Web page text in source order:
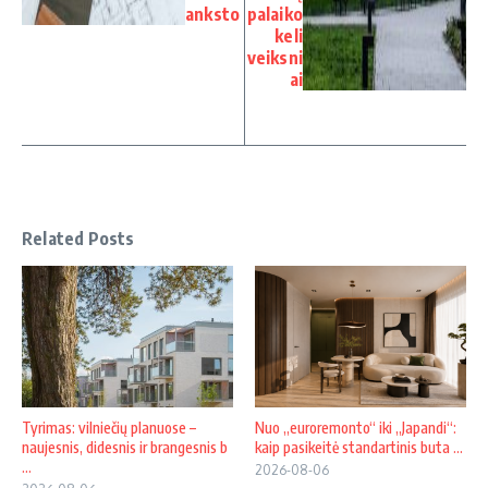
anksto palaiko
keli
veiksni
ai
Related Posts
Tyrimas: vilniečių planuose –
naujesnis, didesnis ir brangesnis b
...
Nuo „euroremonto“ iki „Japandi“:
kaip pasikeitė standartinis buta ...
2026-08-06